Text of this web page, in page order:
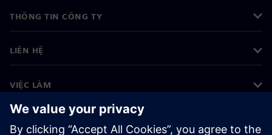
THÔNG TIN CÔNG TY
LIÊN HỆ
VIỆC LÀM